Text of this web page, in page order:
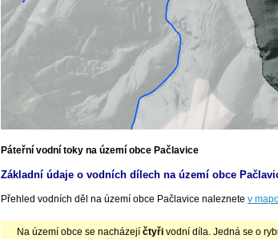
Páteřní vodní toky na území obce Pačlavice
Základní údaje o vodních dílech na území obce
Přehled vodních děl na území obce Pačlavice naleznete v
Na území obce se nacházejí čtyři vodní díla. Jedná se o